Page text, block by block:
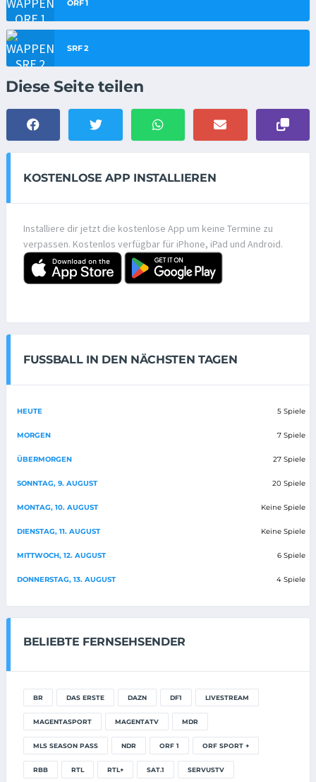
ORF 1
SRF 2
Diese Seite teilen
KOSTENLOSE APP INSTALLIEREN
Installiere dir jetzt die kostenlose App um keine Termine zu
verpassen. Kostenlos verfügbar für iPhone, iPad und Android.
FUSSBALL IN DEN NÄCHSTEN TAGEN
HEUTE 5 Spiele
MORGEN 7 Spiele
ÜBERMORGEN 27 Spiele
SONNTAG, 9. AUGUST 20 Spiele
MONTAG, 10. AUGUST Keine Spiele
DIENSTAG, 11. AUGUST Keine Spiele
MITTWOCH, 12. AUGUST 6 Spiele
DONNERSTAG, 13. AUGUST 4 Spiele
BELIEBTE FERNSEHSENDER
BR DAS ERSTE DAZN DF1 LIVESTREAM
MAGENTASPORT MAGENTATV MDR
MLS SEASON PASS NDR ORF 1 ORF SPORT +
RBB RTL RTL+ SAT.1 SERVUSTV